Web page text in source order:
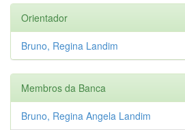
Orientador
Bruno, Regina Landim
Membros da Banca
Bruno, Regina Angela Landim